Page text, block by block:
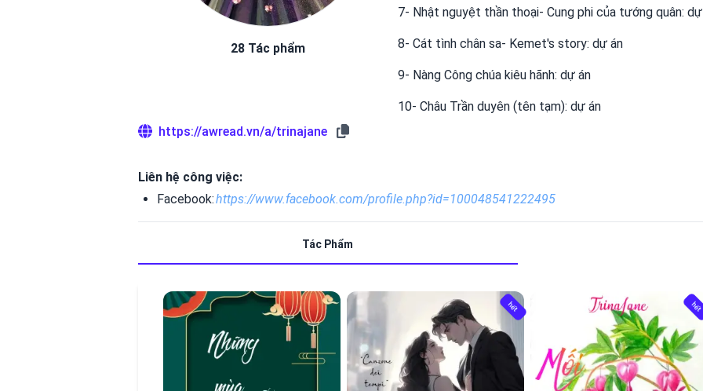
28 Tác phẩm
7- Nhật nguyệt thần thoại- Cung phi của tướng quân:
8- Cát tình chân sa- Kemet's story: dự án
9- Nàng Công chúa kiêu hãnh: dự án
10- Châu Trần duyên (tên tạm): dự án
https://awread.vn/a/trinajane
Liên hệ công việc:
Facebook:https://www.facebook.com/profile.php?id=100048541222495
Tác Phẩm
hết